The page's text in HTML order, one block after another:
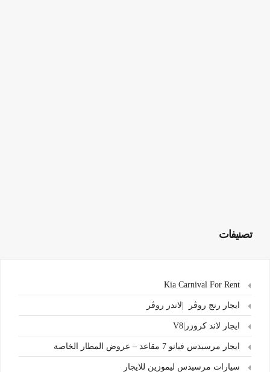
تصنيفات
ايجار رنج روڤر |لاندر روڤر
ايجار لاند كروزر|V8
ايجار مرسيدس فيانو 7 مقاعد – عروض المطار الخاصة
سيارات مرسيدس ليموزين للايجار